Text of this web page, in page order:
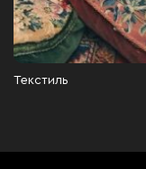
Текстиль